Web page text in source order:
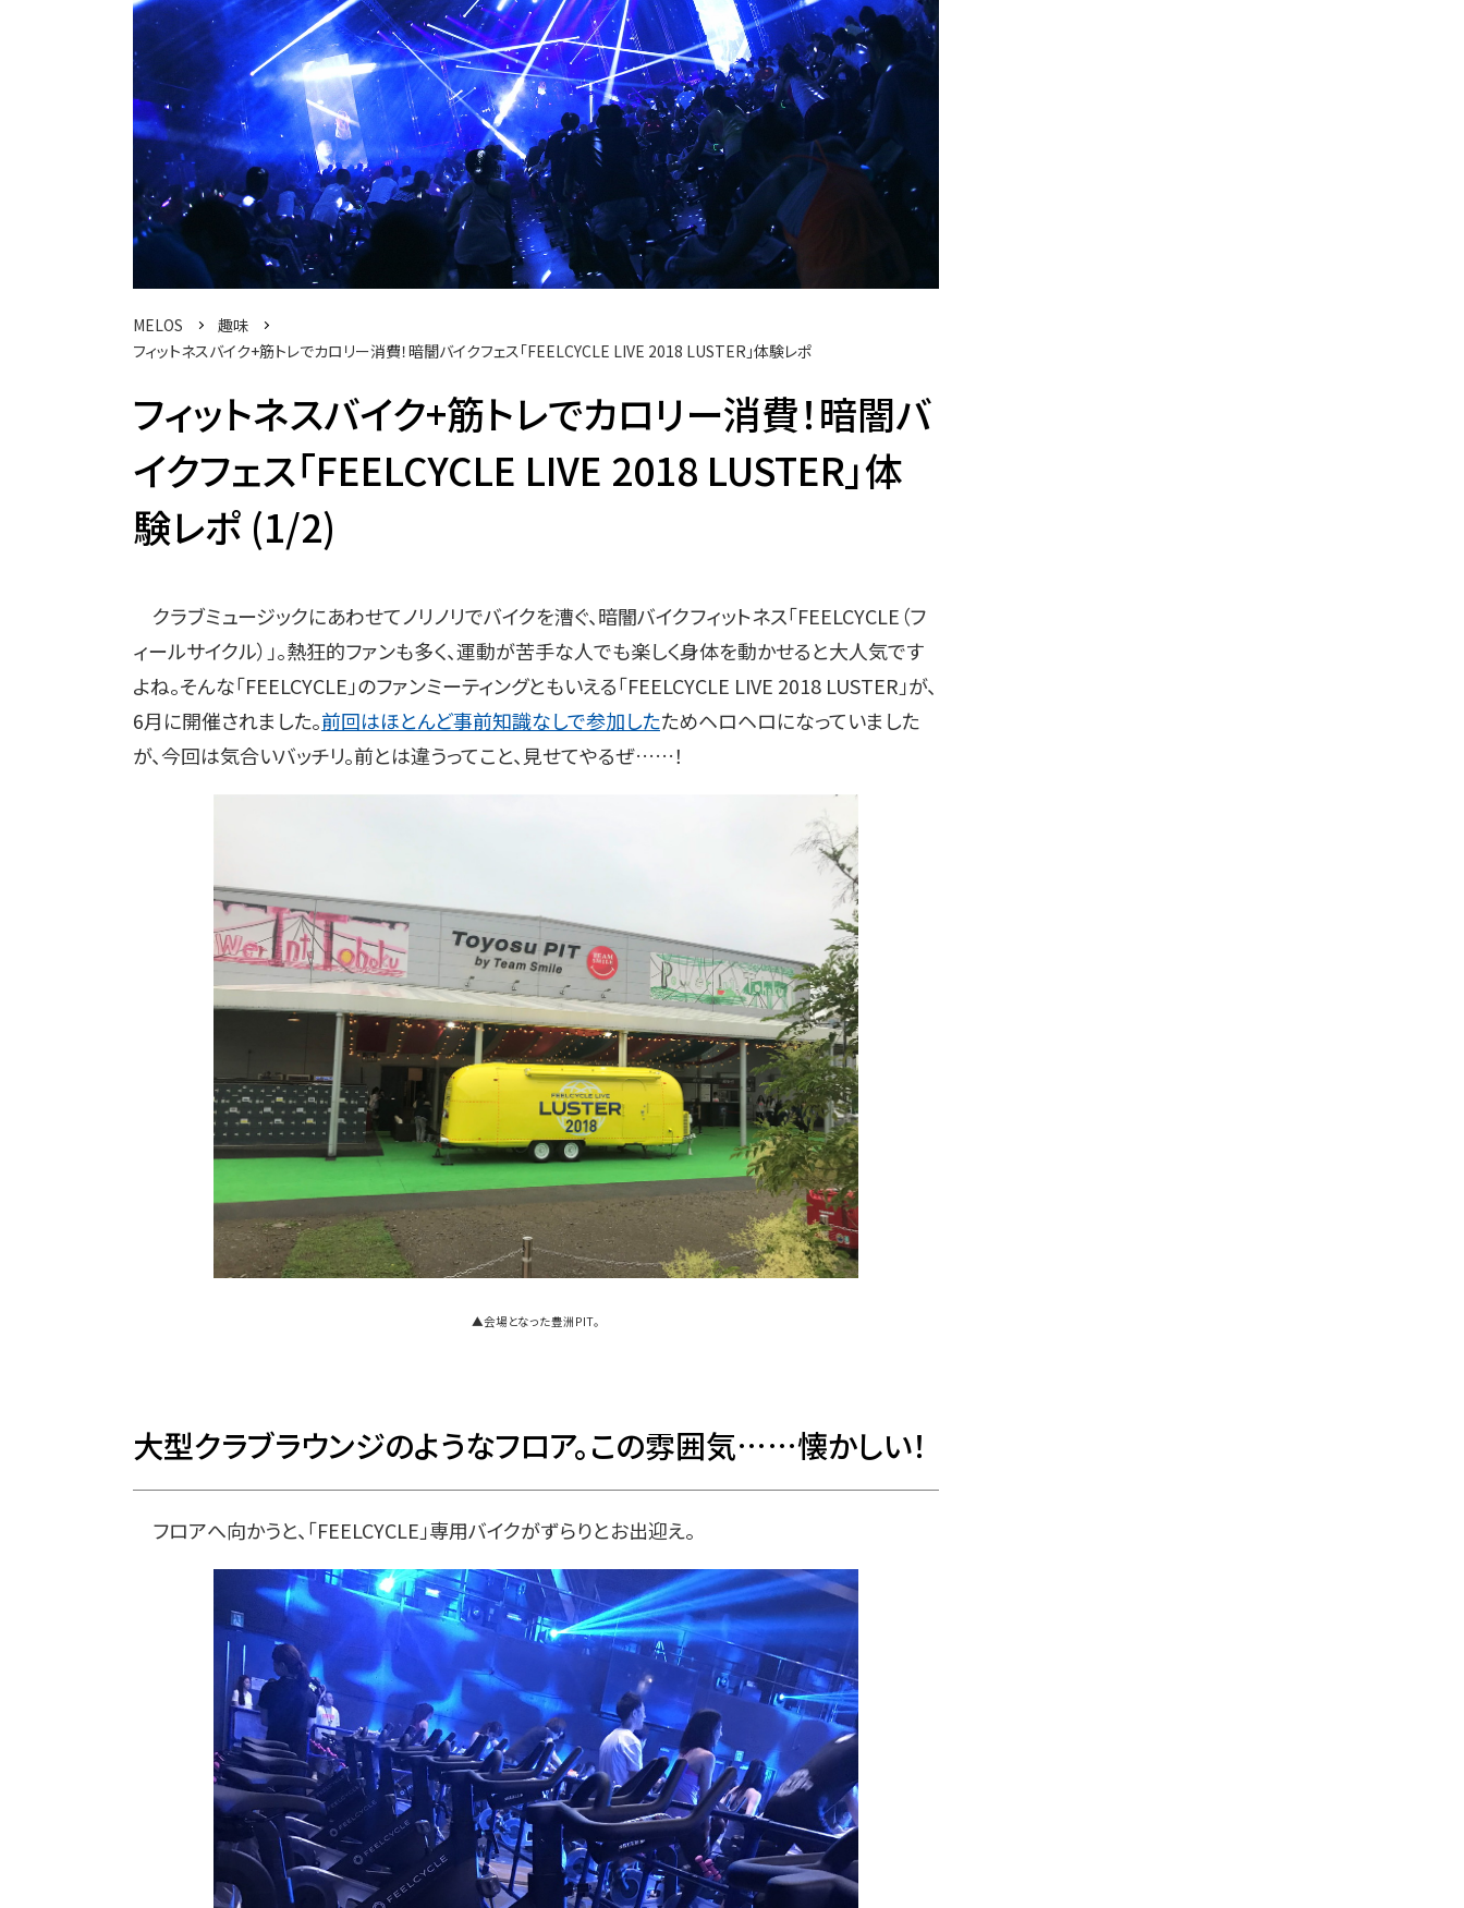
MELOS
趣味
フィットネスバイク+筋トレでカロリー消費！暗闇バイクフェス「FEELCYCLE LIVE 2018 LUSTER」体験レポ
フィットネスバイク+筋トレでカロリー消費！暗闇バ
イクフェス「FEELCYCLE LIVE 2018 LUSTER」体
験レポ (1/2)
クラブミュージックにあわせてノリノリでバイクを漕ぐ、暗闇バイクフィットネス「FEELCYCLE（フ
ィールサイクル）」。熱狂的ファンも多く、運動が苦手な人でも楽しく身体を動かせると大人気です
よね。そんな「FEELCYCLE」のファンミーティングともいえる「FEELCYCLE LIVE 2018 LUSTER」が、
6月に開催されました。前回はほとんど事前知識なしで参加したためヘロヘロになっていました
が、今回は気合いバッチリ。前とは違うってこと、見せてやるぜ……！
▲会場となった豊洲PIT。
大型クラブラウンジのようなフロア。この雰囲気……懐かしい！
フロアへ向かうと、「FEELCYCLE」専用バイクがずらりとお出迎え。